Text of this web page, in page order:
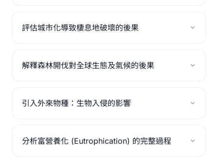
評估城市化導致棲息地破壞的後果
解釋森林開伐對全球生態及氣候的後果
引入外來物種：生物入侵的影響
分析富營養化 (Eutrophication) 的完整過程